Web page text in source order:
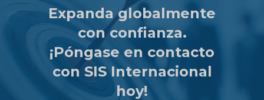
Expanda globalmente
con confianza.
¡Póngase en contacto
con SIS Internacional
hoy!